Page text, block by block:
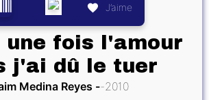
J’aime
fois l'amour
j'ai dû le tuer
Medina Reyes 2010